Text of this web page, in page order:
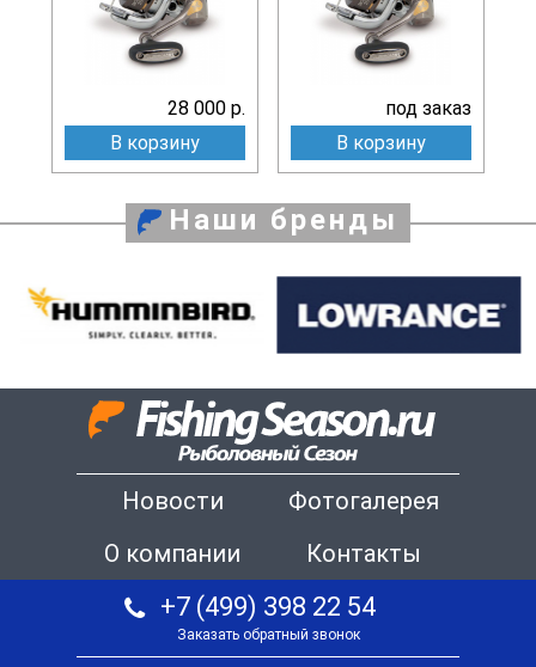
28 000 р.
В корзину
под заказ
В корзину
Наши бренды
Новости
Фотогалерея
О компании
Контакты
+7 (499) 398 22 54
Заказать обратный звонок